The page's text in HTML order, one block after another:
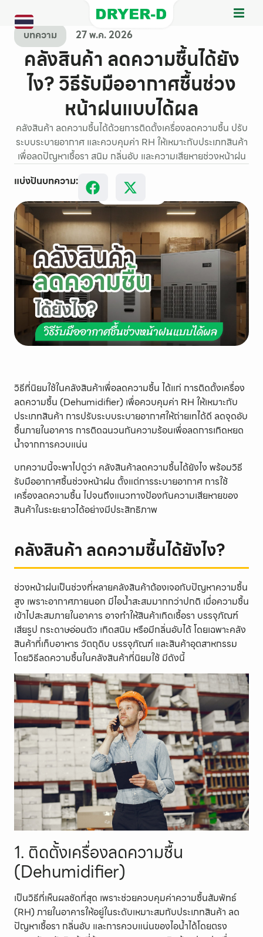
บทความ 27 พ.ค. 2026
คลังสินค้า ลดความชื้นได้ยัง
ไง? วิธีรับมืออากาศชื้นช่วง
หน้าฝนแบบได้ผล
คลังสินค้า ลดความชื้นได้ด้วยการติดตั้งเครื่องลดความชื้น ปรับ
ระบบระบายอากาศ และควบคุมค่า RH ให้เหมาะกับประเภทสินค้า
เพื่อลดปัญหาเชื้อรา สนิม กลิ่นอับ และความเสียหายช่วงหน้าฝน
แบ่งปันบทความ:
วิธีที่นิยมใช้ในคลังสินค้าเพื่อลดความชื้น ได้แก่ การติดตั้งเครื่อง
ลดความชื้น (Dehumidifier) เพื่อควบคุมค่า RH ให้เหมาะกับ
ประเภทสินค้า การปรับระบบระบายอากาศให้ถ่ายเทได้ดี ลดจุดอับ
ชื้นภายในอาคาร การติดฉนวนกันความร้อนเพื่อลดการเกิดหยด
น้ำจากการควบแน่น
บทความนี้จะพาไปดูว่า คลังสินค้าลดความชื้นได้ยังไง พร้อมวิธี
รับมืออากาศชื้นช่วงหน้าฝน ตั้งแต่การระบายอากาศ การใช้
เครื่องลดความชื้น ไปจนถึงแนวทางป้องกันความเสียหายของ
สินค้าในระยะยาวได้อย่างมีประสิทธิภาพ
คลังสินค้า ลดความชื้นได้ยังไง?
ช่วงหน้าฝนเป็นช่วงที่หลายคลังสินค้าต้องเจอกับปัญหาความชื้น
สูง เพราะอากาศภายนอก มีไอน้ำสะสมมากกว่าปกติ เมื่อความชื้น
เข้าไปสะสมภายในอาคาร อาจทำให้สินค้าเกิดเชื้อรา บรรจุภัณฑ์
เสียรูป กระดาษอ่อนตัว เกิดสนิม หรือมีกลิ่นอับได้ โดยเฉพาะคลัง
สินค้าที่เก็บอาหาร วัตถุดิบ บรรจุภัณฑ์ และสินค้าอุตสาหกรรม
โดยวิธีลดความชื้นในคลังสินค้าที่นิยมใช้ มีดังนี้
1. ติดตั้งเครื่องลดความชื้น
(Dehumidifier)
เป็นวิธีที่เห็นผลชัดที่สุด เพราะช่วยควบคุมค่าความชื้นสัมพัทธ์
(RH) ภายในอาคารให้อยู่ในระดับเหมาะสมกับประเภทสินค้า ลด
ปัญหาเชื้อรา กลิ่นอับ และการควบแน่นของไอน้ำได้โดยตรง